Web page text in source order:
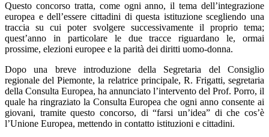
Questo concorso tratta, come ogni anno, il tema dell’integrazione
europea e dell’essere cittadini di questa istituzione scegliendo una
traccia su cui poter svolgere successivamente il proprio tema;
quest’anno in particolare le due tracce riguardano le, ormai
prossime, elezioni europee e la parità dei diritti uomo-donna.
Dopo una breve introduzione della Segretaria del Consiglio
regionale del Piemonte, la relatrice principale, R. Frigatti, segretaria
della Consulta Europea, ha annunciato l’intervento del Prof. Porro, il
quale ha ringraziato la Consulta Europea che ogni anno consente ai
giovani, tramite questo concorso, di “farsi un’idea” di che cos’è
l’Unione Europea, mettendo in contatto istituzioni e cittadini.